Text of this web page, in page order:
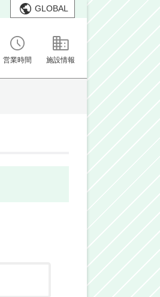
GLOBAL
営業時間 施設情報